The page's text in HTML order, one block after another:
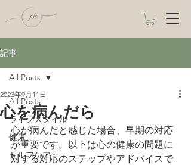
記事
All Posts
ライフスタイル
健康
セルフケア
All Posts
心を病んだら
2023年9月11日
心が病んだと感じた場合、早期の対応
が重要です。以下は心の健康の問題に
対する対応のステップやアドバイスで